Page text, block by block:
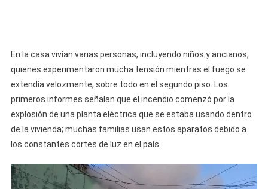
En la casa vivían varias personas, incluyendo niños y ancianos,
quienes experimentaron mucha tensión mientras el fuego se
extendía velozmente, sobre todo en el segundo piso. Los
primeros informes señalan que el incendio comenzó por la
explosión de una planta eléctrica que se estaba usando dentro
de la vivienda; muchas familias usan estos aparatos debido a
los constantes cortes de luz en el país.